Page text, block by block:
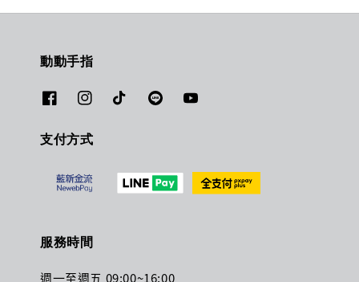
動動手指
支付方式
服務時間
週一至週五 09:00~16:00